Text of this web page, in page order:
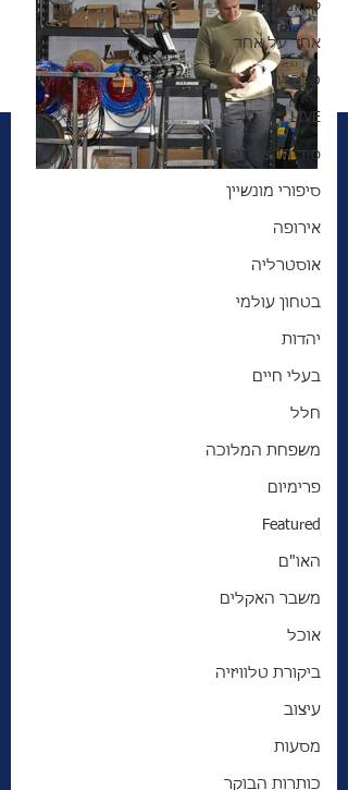
קורונה
אחד על אחד
כלכלה
LIVE
סוד ההצלחה
סיפורי מונשיין
אירופה
אוסטרליה
בטחון עולמי
יהדות
בעלי חיים
חלל
משפחת המלוכה
פרימיום
Featured
האו"ם
משבר האקלים
אוכל
ביקורת טלוויזיה
עיצוב
מסעות
כותרות הבוקר